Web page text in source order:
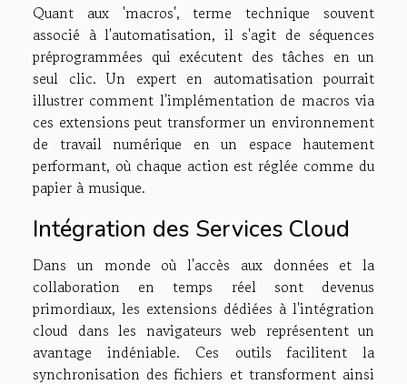
Quant aux 'macros', terme technique souvent
associé à l'automatisation, il s'agit de séquences
préprogrammées qui exécutent des tâches en un
seul clic. Un expert en automatisation pourrait
illustrer comment l'implémentation de macros via
ces extensions peut transformer un environnement
de travail numérique en un espace hautement
performant, où chaque action est réglée comme du
papier à musique.
Intégration des Services Cloud
Dans un monde où l'accès aux données et la
collaboration en temps réel sont devenus
primordiaux, les extensions dédiées à l'intégration
cloud dans les navigateurs web représentent un
avantage indéniable. Ces outils facilitent la
synchronisation des fichiers et transforment ainsi